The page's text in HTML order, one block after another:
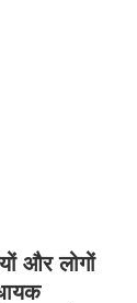
और लोगों